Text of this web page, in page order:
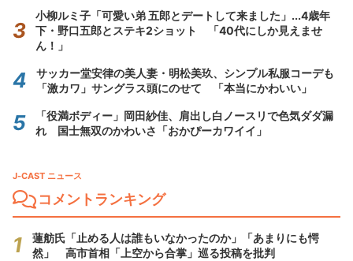
小柳ルミ子「可愛い弟 五郎とデートして来ました」...4歳年
下・野口五郎とステキ2ショット 「40代にしか見えませ
ん！」
サッカー堂安律の美人妻・明松美玖、シンプル私服コーデも
「激カワ」サングラス頭にのせて 「本当にかわいい」
「役満ボディー」岡田紗佳、肩出し白ノースリで色気ダダ漏
れ 国士無双のかわいさ「おかぴーカワイイ」
J-CAST ニュース
コメントランキング
蓮舫氏「止める人は誰もいなかったのか」「あまりにも愕
然」 高市首相「上空から合掌」巡る投稿を批判